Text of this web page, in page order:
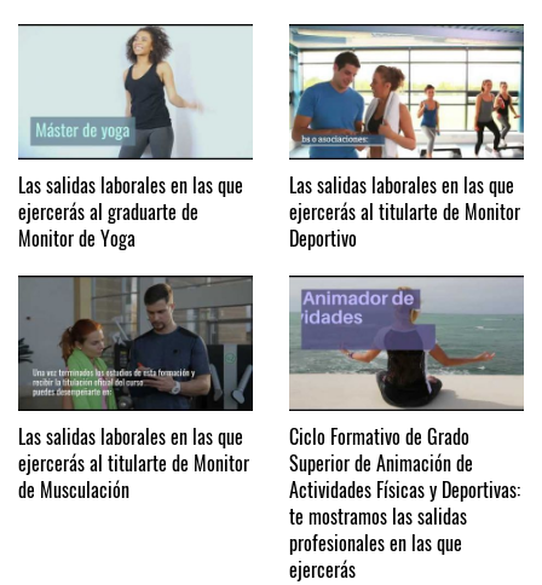
Las salidas laborales en las que
ejercerás al graduarte de
Monitor de Yoga
Las salidas laborales en las que
ejercerás al titularte de Monitor
Deportivo
Las salidas laborales en las que
ejercerás al titularte de Monitor
de Musculación
Ciclo Formativo de Grado
Superior de Animación de
Actividades Físicas y Deportivas:
te mostramos las salidas
profesionales en las que
ejercerás